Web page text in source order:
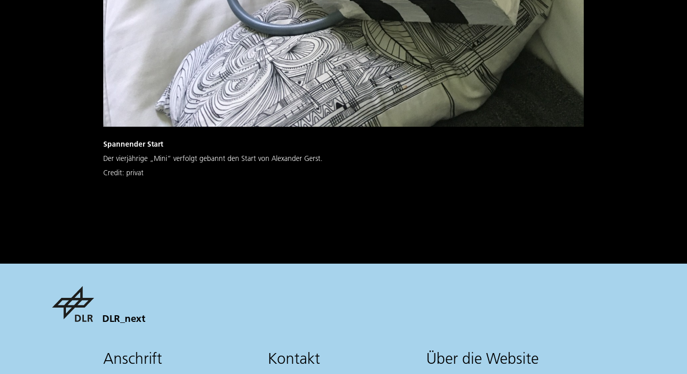
Spannender Start
Der vierjährige „Mini“ verfolgt gebannt den Start von Alexander Gerst.
Credit: privat
DLR_next
Anschrift Kontakt Über die Website